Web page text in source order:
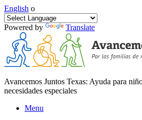
English o
Powered by Translate
Avancemos Juntos Texas: Ayuda para
necesidades especiales
Menu